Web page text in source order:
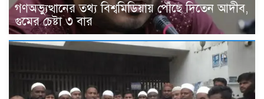
গণঅভ্যুত্থানের তথ্য বিশ্বমিডিয়ায় পৌঁছে দিতেন আদীব,
গুমের চেষ্টা ৩ বার